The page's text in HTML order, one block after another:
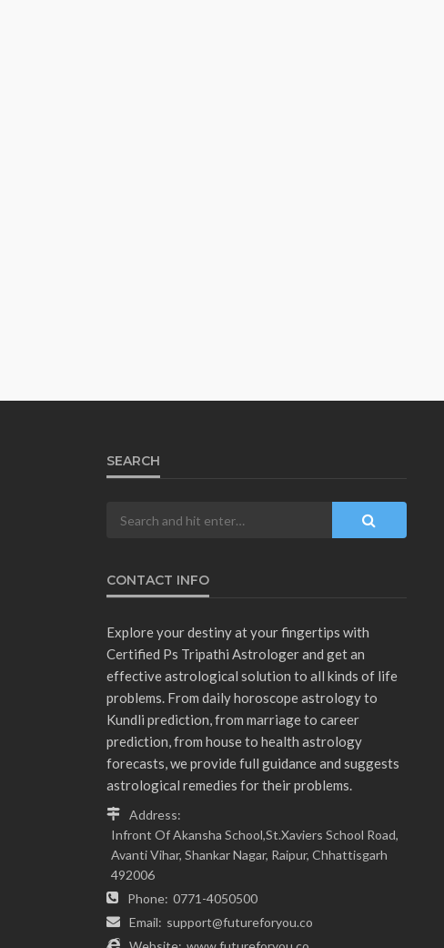
SEARCH
CONTACT INFO
Explore your destiny at your fingertips with
Certified Ps Tripathi Astrologer and get an
effective astrological solution to all kinds of life
problems. From daily horoscope astrology to
Kundli prediction, from marriage to career
prediction, from house to health astrology
forecasts, we provide full guidance and suggests
astrological remedies for their problems.
Address:
Infront Of Akansha School,St.Xaviers School Road,
Avanti Vihar, Shankar Nagar, Raipur, Chhattisgarh
492006
Phone: 0771-4050500
Email: support@futureforyou.co